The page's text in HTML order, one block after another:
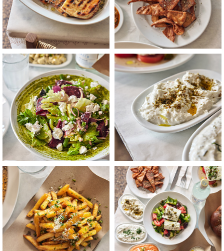
לפתיחת
התמונה
בגדול
-
+
לפתיחת
התמונה
בגדול
-
+
לפתיחת
התמונה
בגדול
-
+
לפתיחת
התמונה
בגדול
-
+